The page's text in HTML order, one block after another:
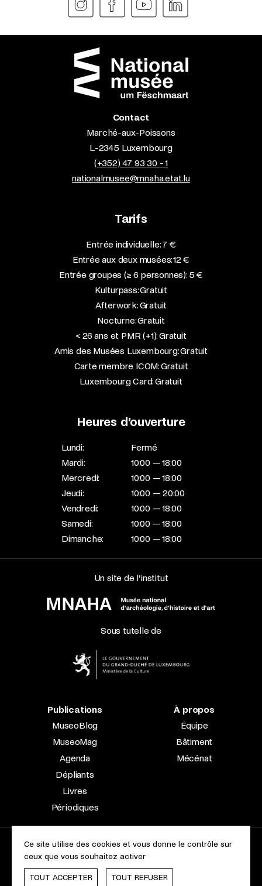
Contact
Marché-aux-Poissons
L-2345 Luxembourg
(+352) 47 93 30 - 1
nationalmusee@mnaha.etat.lu
Tarifs
Entrée individuelle: 7 €
Entrée aux deux musées: 12 €
Entrée groupes (≥ 6 personnes): 5 €
Kulturpass: Gratuit
Afterwork: Gratuit
Nocturne: Gratuit
< 26 ans et PMR (+1): Gratuit
Amis des Musées Luxembourg: Gratuit
Carte membre ICOM: Gratuit
Luxembourg Card: Gratuit
Heures d’ouverture
Lundi:
Fermé
Mardi:
10:00 — 18:00
Mercredi:
10:00 — 18:00
Jeudi:
10:00 — 20:00
Vendredi:
10:00 — 18:00
Samedi:
10:00 — 18:00
Dimanche:
10:00 — 18:00
Un site de l’institut
Sous tutelle de
Publications
MuseoBlog
MuseoMag
Agenda
Dépliants
Livres
Périodiques
À propos
Équipe
Bâtiment
Mécénat
2023 © Le Musée national d’archéologie, d’histoire et d’art |
À propos du site
Accessibilité
Charte des cookies
Ce site utilise des cookies et vous donne le contrôle sur
ceux que vous souhaitez activer
TOUT ACCEPTER TOUT REFUSER